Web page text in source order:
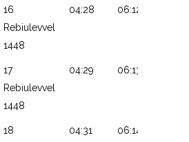
16
Rebiulevvel
1448
04:28 06:12
17
Rebiulevvel
1448
04:29 06:13
18
04:31 06:14